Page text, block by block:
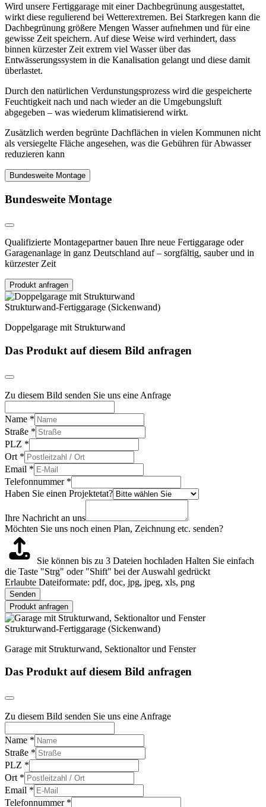
Wird unsere Fertiggarage mit einer Dachbegrünung ausgestattet,
wirkt diese regulierend bei Wetterextremen. Bei Starkregen kann die
Dachbegrünung größere Mengen Wasser aufnehmen und für eine
gewisse Zeit speichern. Auf diese Weise wird verhindert, dass
binnen kürzester Zeit extrem viel Wasser über das
Entwässerungssystem in die Kanalisation gelangt und diese damit
überlastet.
Durch den natürlichen Verdunstungsprozess wird die gespeicherte
Feuchtigkeit nach und nach wieder an die Umgebungsluft
abgegeben – was wiederum klimatisierend wirkt.
Zusätzlich werden begrünte Dachflächen in vielen Kommunen nicht
als versiegelte Fläche angesehen, was die Gebühren für Abwasser
reduzieren kann
Bundesweite Montage
Bundesweite Montage
Qualifizierte Montagepartner bauen Ihre neue Fertiggarage oder
Garagenanlage in ganz Deutschland auf – sorgfältig, sauber und in
kürzester Zeit
Produkt anfragen
Strukturwand-Fertiggarage (Sickenwand)
Doppelgarage mit Strukturwand
Das Produkt auf diesem Bild anfragen
Zu diesem Bild senden Sie uns eine Anfrage
Name *
Straße *
PLZ *
Ort *
Email *
Telefonnummer *
Haben Sie einen Projektetat?
Ihre Nachricht an uns
Möchten Sie uns noch einen Plan, Zeichnung etc. senden?
Sie können bis zu 3 Dateien hochladen Halten Sie einfach
die Taste "Strg" oder "Shift" bei der Auswahl gedrückt
Erlaubte Dateiformate: pdf, doc, jpg, jpeg, xls, png
Senden
Produkt anfragen
Strukturwand-Fertiggarage (Sickenwand)
Garage mit Strukturwand, Sektionaltor und Fenster
Das Produkt auf diesem Bild anfragen
Zu diesem Bild senden Sie uns eine Anfrage
Name *
Straße *
PLZ *
Ort *
Email *
Telefonnummer *